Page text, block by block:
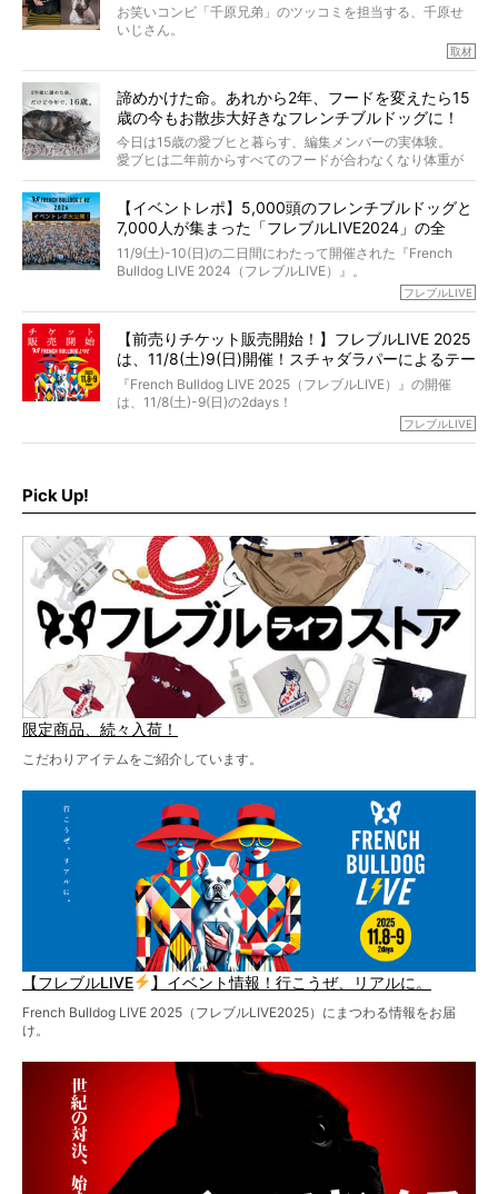
インタビュアー兼対談相手は、大の犬好きで心霊分野の知
識にも長けているPELIさん。
「愛犬が旅立ったあと、ベッドやおもちゃはどうすればい
くれる？」
さらには、霊感がない人でも愛犬が成仏したことを知る方
法まで。
お笑い芸人だからこそ暗くなりすぎない、むしろ心がスッ
と軽くなる。
永久保存版のスペシャル対談です！
お笑いコンビ「千原兄弟」のツッコミを担当する、千原せ
いじさん。
た。
僧侶としての名は「靖賢（せいけん）」。
当時54歳という年齢にして、なぜ動物専門僧侶という道を
選んだのか。
また、愛犬の旅立ちとどのように向き合うべきなのか。
た。
取材
諦めかけた命。あれから2年、フードを変えたら15
歳の今もお散歩大好きなフレンチブルドッグに！
今日は15歳の愛ブヒと暮らす、編集メンバーの実体験。
愛ブヒは二年前からすべてのフードが合わなくなり体重が
激減。検査をしても異常はなく「年齢のせいですね…」と言
もう諦めるしかないのかな…そんなとき、我が家に届いたの
が「THE fu-do(ザ・フード)」の試食品でした。
そして「THE fu-do(ザ・フード)」を食べつづけて二年、愛
ブヒは15歳になり、今も元気にお散歩をしています。
今回は、二年前の絶望から今までを包み隠さず、時系列で
【イベントレポ】5,000頭のフレンチブルドッグと
7,000人が集まった「フレブルLIVE2024」の全
貌！
11/9(土)-10(日)の二日間にわたって開催された『French
Bulldog LIVE 2024（フレブルLIVE）』。
今年はのべ5,000頭のフレンチブルドッグと7,000人のフレ
day1の司会はフレブルラバーのロッチさん。day2の音楽フ
ェスには世代ど真ん中のPUFFYが出演するなど、例年以上
に豪華なラインナップ。
北は北海道、南は鹿児島県から。全国のフレンチブルドッ
グが一堂に会した「フレブルLIVE2024」の模様を、詳しく
フレブルLIVE
【前売りチケット販売開始！】フレブルLIVE 2025
は、11/8(土)9(日)開催！スチャダラパーによるテー
マソング制作も決定
『French Bulldog LIVE 2025（フレブルLIVE）』の開催
は、11/8(土)-9(日)の2days！
お得な前売りチケット、いよいよ販売スタートです！
ど、内容盛りだくさんでお送りしていますので、最後まで
お見逃しなく！
フレブルLIVE
Pick Up!
限定商品、続々入荷！
こだわりアイテムをご紹介しています。
【フレブルLIVE 】イベント情報！行こうぜ、リアルに。
French Bulldog LIVE 2025（フレブルLIVE2025）にまつわる情報をお届
け。